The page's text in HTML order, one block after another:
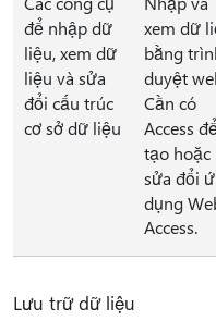
để nhập dữ
liệu, xem dữ
liệu và sửa
đổi cấu trúc
cơ sở dữ liệu
xem dữ
bằng
duyệt
Cần có
Access
tạo hoặc
sửa đổi
dụng
Access.
Lưu trữ dữ liệu